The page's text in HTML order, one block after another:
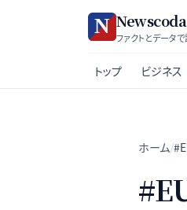
Newscoda
ファクトとデータ
トップ ビジネス
ホーム/
#